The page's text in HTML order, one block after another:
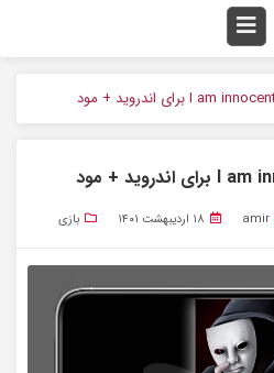
amir ۱۸ اردیبهشت ۱۴۰۱ بازی